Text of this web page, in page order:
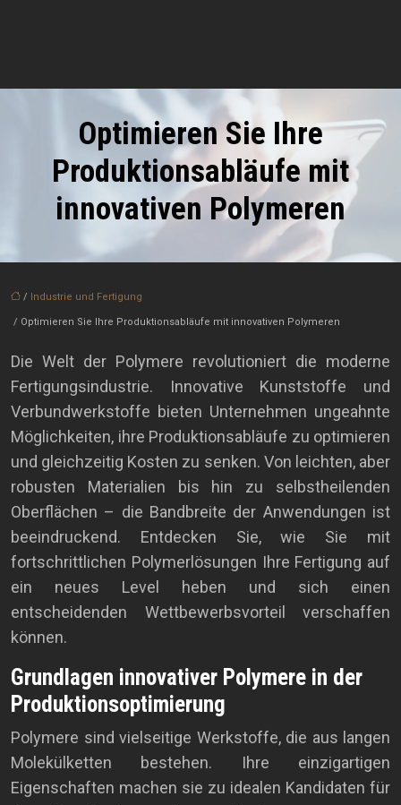
Optimieren Sie Ihre
Produktionsabläufe mit
innovativen Polymeren
/ Industrie und Fertigung
/ Optimieren Sie Ihre Produktionsabläufe mit innovativen Polymeren
Die Welt der Polymere revolutioniert die moderne
Fertigungsindustrie. Innovative Kunststoffe und
Verbundwerkstoffe bieten Unternehmen ungeahnte
Möglichkeiten, ihre Produktionsabläufe zu optimieren
und gleichzeitig Kosten zu senken. Von leichten, aber
robusten Materialien bis hin zu selbstheilenden
Oberflächen – die Bandbreite der Anwendungen ist
beeindruckend. Entdecken Sie, wie Sie mit
fortschrittlichen Polymerlösungen Ihre Fertigung auf
ein neues Level heben und sich einen
entscheidenden Wettbewerbsvorteil verschaffen
können.
Grundlagen innovativer Polymere in der
Produktionsoptimierung
Polymere sind vielseitige Werkstoffe, die aus langen
Molekülketten bestehen. Ihre einzigartigen
Eigenschaften machen sie zu idealen Kandidaten für